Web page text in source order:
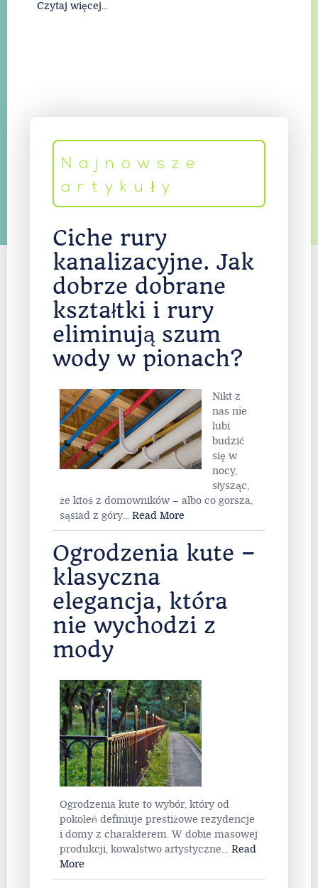
Czytaj więcej...
Najnowsze
artykuły
Ciche rury
kanalizacyjne. Jak
dobrze dobrane
kształtki i rury
eliminują szum
wody w pionach?
Nikt z
nas nie
lubi
budzić
się w
nocy,
słysząc,
że ktoś z domowników – albo co gorsza,
sąsiad z góry… Read More
Ogrodzenia kute –
klasyczna
elegancja, która
nie wychodzi z
mody
Ogrodzenia kute to wybór, który od
pokoleń definiuje prestiżowe rezydencje
i domy z charakterem. W dobie masowej
produkcji, kowalstwo artystyczne… Read
More